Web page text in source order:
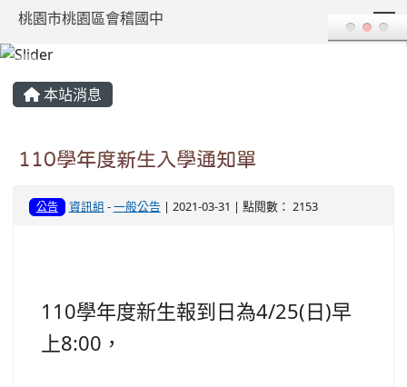
桃園市桃園區會稽國中
本站消息
110學年度新生入學通知單
公告 資訊組 -一般公告 | 2021-03-31 | 點閱數： 2153
110學年度新生報到日為4/25(日)早
上8:00，